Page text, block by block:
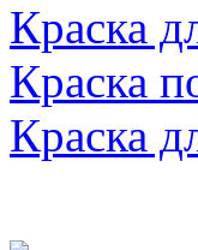
Краска
Краска
Краска